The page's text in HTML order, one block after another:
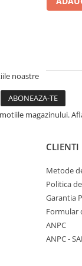
noastre
magazinului.
CLIENTI
Metode
Politica
Garantia
Formular
ANPC
ANPC -